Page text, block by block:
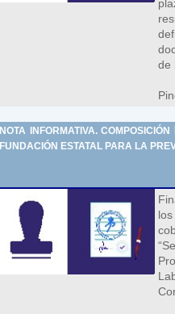
de
NOTA INFORMATIVA.
FUNDACIÓN ESTATAL PARA LA